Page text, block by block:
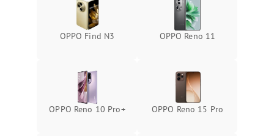
OPPO Find N3 OPPO Reno 11
OPPO Reno 10 Pro+ OPPO Reno 15 Pro